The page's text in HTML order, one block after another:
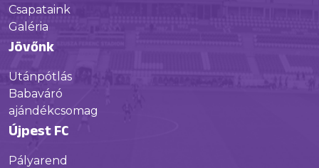
Csapataink
Galéria
Jövőnk
Utánpótlás
Babaváró
ajándékcsomag
Újpest FC
Pályarend